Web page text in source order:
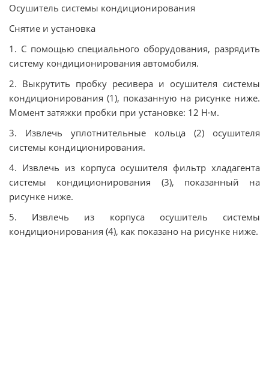
Осушитель системы кондиционирования
Снятие и установка
1. С помощью специального оборудования, разрядить
систему кондиционирования автомобиля.
2. Выкрутить пробку ресивера и осушителя системы
кондиционирования (1), показанную на рисунке ниже.
Момент затяжки пробки при установке: 12 Н·м.
3. Извлечь уплотнительные кольца (2) осушителя
системы кондиционирования.
4. Извлечь из корпуса осушителя фильтр хладагента
системы кондиционирования (3), показанный на
рисунке ниже.
5. Извлечь из корпуса осушитель системы
кондиционирования (4), как показано на рисунке ниже.